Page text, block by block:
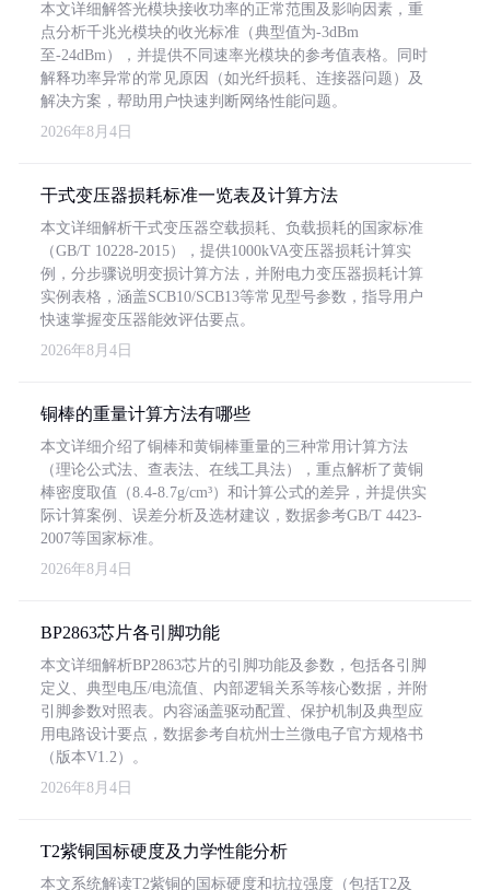
本文详细解答光模块接收功率的正常范围及影响因素，重
点分析千兆光模块的收光标准（典型值为-3dBm
至-24dBm），并提供不同速率光模块的参考值表格。同时
解释功率异常的常见原因（如光纤损耗、连接器问题）及
解决方案，帮助用户快速判断网络性能问题。
2026年8月4日
干式变压器损耗标准一览表及计算方法
本文详细解析干式变压器空载损耗、负载损耗的国家标准
（GB/T 10228-2015），提供1000kVA变压器损耗计算实
例，分步骤说明变损计算方法，并附电力变压器损耗计算
实例表格，涵盖SCB10/SCB13等常见型号参数，指导用户
快速掌握变压器能效评估要点。
2026年8月4日
铜棒的重量计算方法有哪些
本文详细介绍了铜棒和黄铜棒重量的三种常用计算方法
（理论公式法、查表法、在线工具法），重点解析了黄铜
棒密度取值（8.4-8.7g/cm³）和计算公式的差异，并提供实
际计算案例、误差分析及选材建议，数据参考GB/T 4423-
2007等国家标准。
2026年8月4日
BP2863芯片各引脚功能
本文详细解析BP2863芯片的引脚功能及参数，包括各引脚
定义、典型电压/电流值、内部逻辑关系等核心数据，并附
引脚参数对照表。内容涵盖驱动配置、保护机制及典型应
用电路设计要点，数据参考自杭州士兰微电子官方规格书
（版本V1.2）。
2026年8月4日
T2紫铜国标硬度及力学性能分析
本文系统解读T2紫铜的国标硬度和抗拉强度（包括T2及